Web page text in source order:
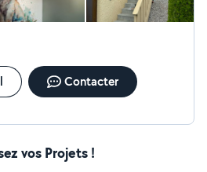
Contacter
vos Projets !